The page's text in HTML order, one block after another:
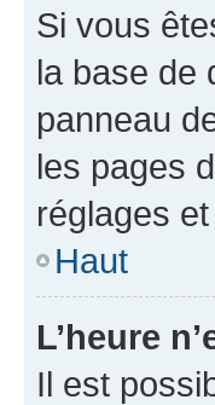
Si vous
la base de
panneau
les pages
réglages
Haut
L’heure
Il est